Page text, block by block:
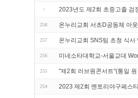
2023년도 제2회 초중고졸 검
258 온누리교회 서초D공동체 아
257 온누리교회 SNS팀 초청 식사
256 미네소타대학교-서울교대
255 "제2회 러브원콘서트"(통일
254 2023 제2회 멘토리야구페스